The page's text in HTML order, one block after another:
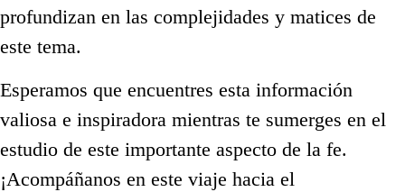
profundizan en las complejidades y matices de
este tema.
Esperamos que encuentres esta información
valiosa e inspiradora mientras te sumerges en el
estudio de este importante aspecto de la fe.
¡Acompáñanos en este viaje hacia el